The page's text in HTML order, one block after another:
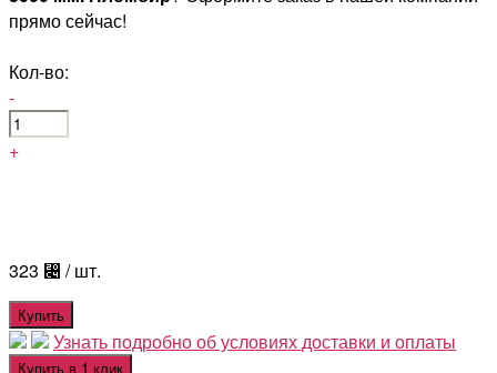
прямо сейчас!
Кол-во:
-
+
323 ⃄ / шт.
Купить
Узнать подробно об условиях доставки и оплаты
Купить в 1 клик